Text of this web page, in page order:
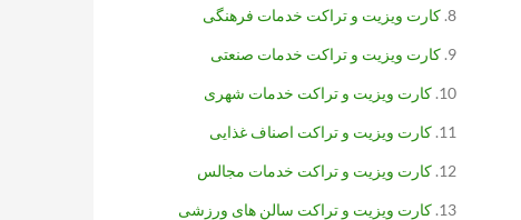
کارت ویزیت و تراکت خدمات فرهنگی
کارت ویزیت و تراکت خدمات صنعتی
کارت ویزیت و تراکت خدمات شهری
کارت ویزیت و تراکت اصناف غذایی
کارت ویزیت و تراکت خدمات مجالس
کارت ویزیت و تراکت سالن های ورزشی